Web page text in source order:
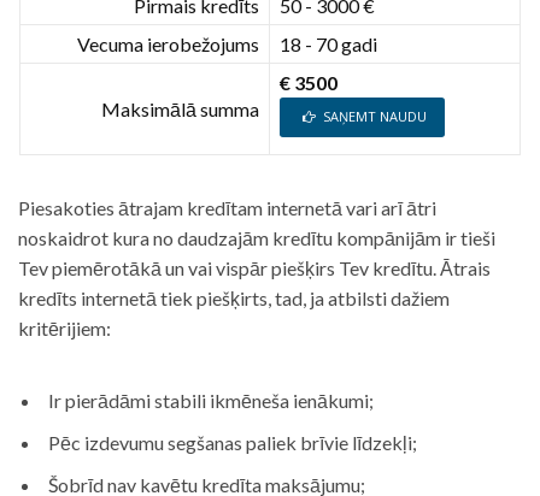
Pirmais kredīts
50 - 3000 €
Vecuma ierobežojums
18 - 70 gadi
Maksimālā summa
€ 3500
SAŅEMT NAUDU
Piesakoties ātrajam kredītam internetā vari arī ātri
noskaidrot kura no daudzajām kredītu kompānijām ir tieši
Tev piemērotākā un vai vispār piešķirs Tev kredītu. Ātrais
kredīts internetā tiek piešķirts, tad, ja atbilsti dažiem
kritērijiem:
Ir pierādāmi stabili ikmēneša ienākumi;
Pēc izdevumu segšanas paliek brīvie līdzekļi;
Šobrīd nav kavētu kredīta maksājumu;